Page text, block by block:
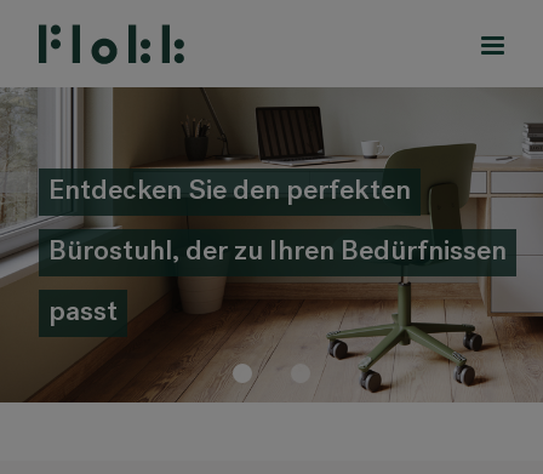
PRODUKTE
DESIGNER
MARKEN
Startseite
Entdecken Sie den perfekten
Bürostuhl, der zu Ihren Bedürfnissen
passt